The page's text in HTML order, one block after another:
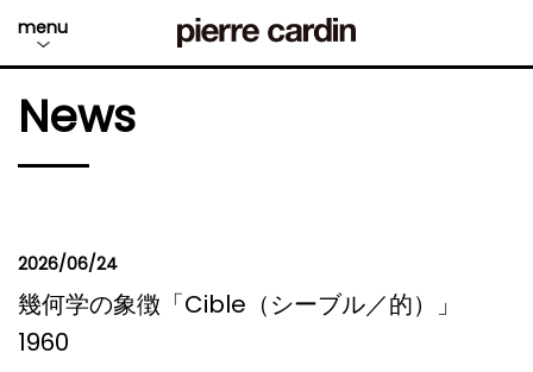
menu
News
2026/06/24
幾何学の象徴「Cible（シーブル／的）」
1960